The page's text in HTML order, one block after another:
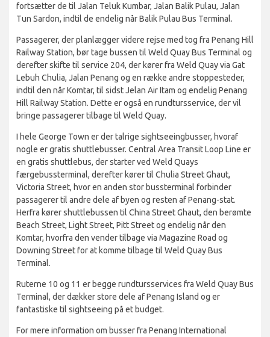
fortsætter de til Jalan Teluk Kumbar, Jalan Balik Pulau, Jalan
Tun Sardon, indtil de endelig når Balik Pulau Bus Terminal.
Passagerer, der planlægger videre rejse med tog fra Penang Hill
Railway Station, bør tage bussen til Weld Quay Bus Terminal og
derefter skifte til service 204, der kører fra Weld Quay via Gat
Lebuh Chulia, Jalan Penang og en række andre stoppesteder,
indtil den når Komtar, til sidst Jelan Air Itam og endelig Penang
Hill Railway Station. Dette er også en rundtursservice, der vil
bringe passagerer tilbage til Weld Quay.
I hele George Town er der talrige sightseeingbusser, hvoraf
nogle er gratis shuttlebusser. Central Area Transit Loop Line er
en gratis shuttlebus, der starter ved Weld Quays
færgebussterminal, derefter kører til Chulia Street Ghaut,
Victoria Street, hvor en anden stor bussterminal forbinder
passagerer til andre dele af byen og resten af Penang-stat.
Herfra kører shuttlebussen til China Street Ghaut, den berømte
Beach Street, Light Street, Pitt Street og endelig når den
Komtar, hvorfra den vender tilbage via Magazine Road og
Downing Street for at komme tilbage til Weld Quay Bus
Terminal.
Ruterne 10 og 11 er begge rundtursservices fra Weld Quay Bus
Terminal, der dækker store dele af Penang Island og er
fantastiske til sightseeing på et budget.
For mere information om busser fra Penang International